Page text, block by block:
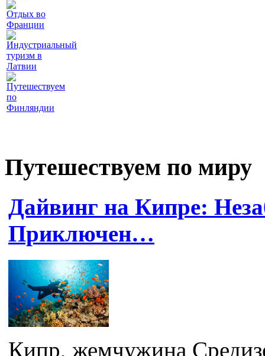
Отдых во
Франции
Индустриальный
туризм в
Латвии
Путешествуем
по
Финляндии
Путешествуем по миру
Дайвинг на Кипре:
Приключен…
Кипр, жемчужина